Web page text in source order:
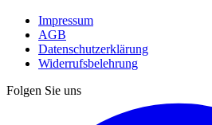
Impressum
AGB
Datenschutzerklärung
Widerrufsbelehrung
Folgen Sie uns